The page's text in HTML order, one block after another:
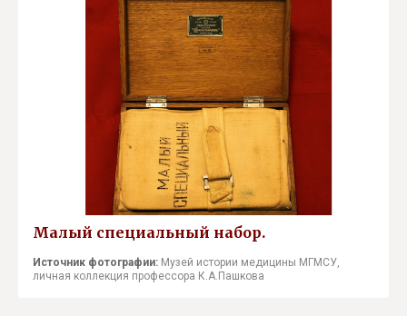
Малый специальный набор.
Источник фотографии: Музей истории медицины МГМСУ,
личная коллекция профессора К.А.Пашкова